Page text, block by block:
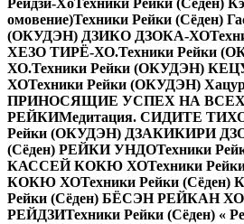
Рейдзи-ХоТехники Рейки (Сёден)
омовение)Техники Рейки (Сёден)
(ОКУДЭН) ДЗИКО ДЗОКА-ХО
ХЕЗО ТИРЁ-ХО.Техники Рейки
ХО.Техники Рейки (ОКУДЭН)
ХОТехники Рейки (ОКУДЭН)
ПРИНОСЯЩИЕ УСПЕХ НА
РЕЙКИМедитация. СИДИТЕ
Рейки (ОКУДЭН) ДЗАКИКИРИ
(Сёден) РЕЙКИ УНДОТехники
КАССЕЙ КОКЮ ХОТехники
КОКЮ ХОТехники Рейки
Рейки (Сёден) БЁСЭН РЕЙКАН ХО
РЕЙДЗИТехники Рейки (Сёден) «